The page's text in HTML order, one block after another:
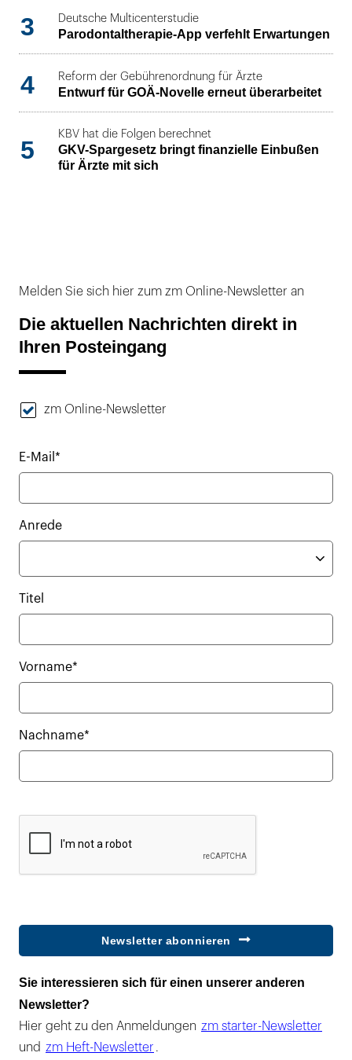
3 Deutsche Multicenterstudie
Parodontaltherapie-App verfehlt Erwartungen
4 Reform der Gebührenordnung für Ärzte
Entwurf für GOÄ-Novelle erneut überarbeitet
5
KBV hat die Folgen berechnet
GKV-Spargesetz bringt finanzielle Einbußen
für Ärzte mit sich
Melden Sie sich hier zum zm Online-Newsletter an
Die aktuellen Nachrichten direkt in
Ihren Posteingang
zm Online-Newsletter
E-Mail*
Anrede
Titel
Vorname*
Nachname*
Newsletter abonnieren
Sie interessieren sich für einen unserer anderen
Newsletter?
Hier geht zu den Anmeldungen zm starter-Newsletter
und zm Heft-Newsletter .